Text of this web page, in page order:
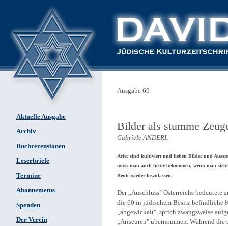
Aktuelle Ausgabe
Archiv
Buchrezensionen
Leserbriefe
Termine
Abonnements
Spenden
Der Verein
Ausgabe 69
Bilder als stumme
Gabriele ANDERL
Arier sind kultiviert und lieben Bilder und
muss man auch heute bekommen, wenn man
Beute wieder loszulassen.
Der „Anschluss" Österreichs bedeutete
die 60 in jüdischem Besitz befindliche
„abgewickelt", sprich zwangsweise
„Ariseuren" übernommen. Während